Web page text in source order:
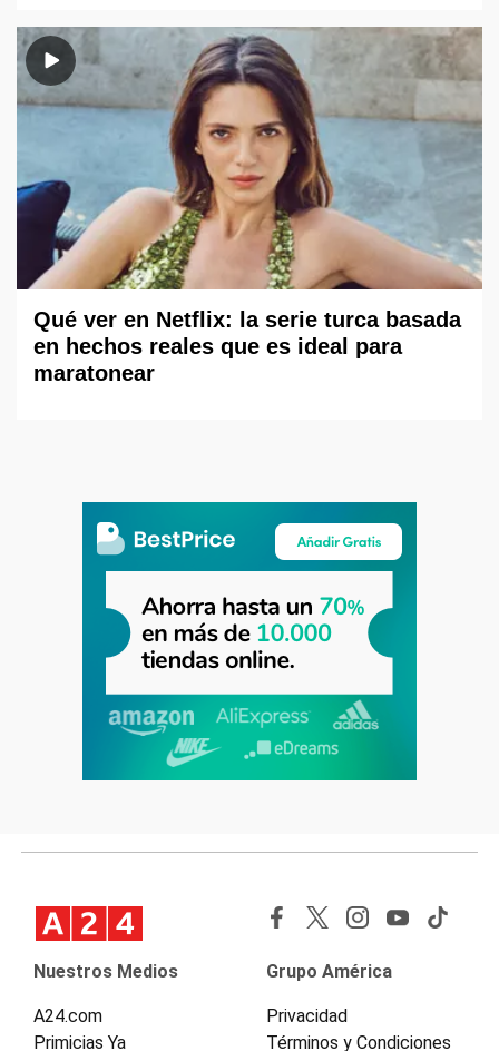
Qué ver en Netflix: la serie turca basada
en hechos reales que es ideal para
maratonear
Nuestros Medios
A24.com
Primicias Ya
Grupo América
Privacidad
Términos y Condiciones